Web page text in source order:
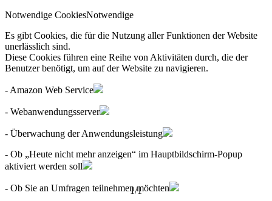
1/1
Notwendige CookiesNotwendige
Es gibt Cookies, die für die Nutzung aller Funktionen der Website
unerlässlich sind.
Diese Cookies führen eine Reihe von Aktivitäten durch, die der
Benutzer benötigt, um auf der Website zu navigieren.
- Amazon Web Service
- Webanwendungsserver
- Überwachung der Anwendungsleistung
- Ob „Heute nicht mehr anzeigen“ im Hauptbildschirm-Popup
aktiviert werden soll
- Ob Sie an Umfragen teilnehmen möchten